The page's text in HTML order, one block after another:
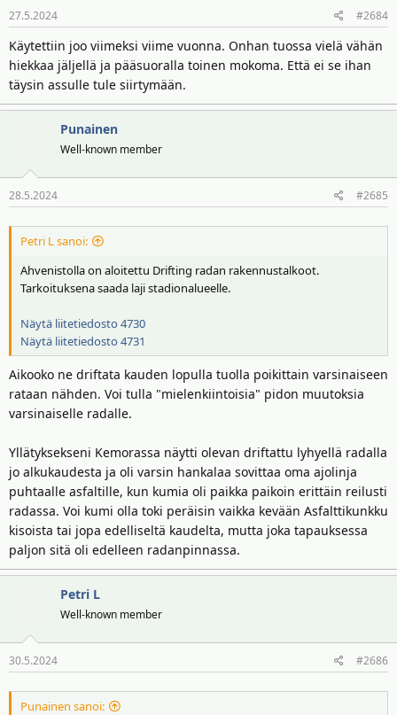
27.5.2024 #2684
Käytettiin joo viimeksi viime vuonna. Onhan tuossa vielä vähän
hiekkaa jäljellä ja pääsuoralla toinen mokoma. Että ei se ihan
täysin assulle tule siirtymään.
Punainen
Well-known member
28.5.2024 #2685
Petri L sanoi:
Ahvenistolla on aloitettu Drifting radan rakennustalkoot.
Tarkoituksena saada laji stadionalueelle.
Näytä liitetiedosto 4730
Näytä liitetiedosto 4731
Aikooko ne driftata kauden lopulla tuolla poikittain varsinaiseen
rataan nähden. Voi tulla "mielenkiintoisia" pidon muutoksia
varsinaiselle radalle.
Yllätyksekseni Kemorassa näytti olevan driftattu lyhyellä radalla
jo alkukaudesta ja oli varsin hankalaa sovittaa oma ajolinja
puhtaalle asfaltille, kun kumia oli paikka paikoin erittäin reilusti
radassa. Voi kumi olla toki peräisin vaikka kevään Asfalttikunkku
kisoista tai jopa edelliseltä kaudelta, mutta joka tapauksessa
paljon sitä oli edelleen radanpinnassa.
Petri L
Well-known member
30.5.2024 #2686
Punainen sanoi: